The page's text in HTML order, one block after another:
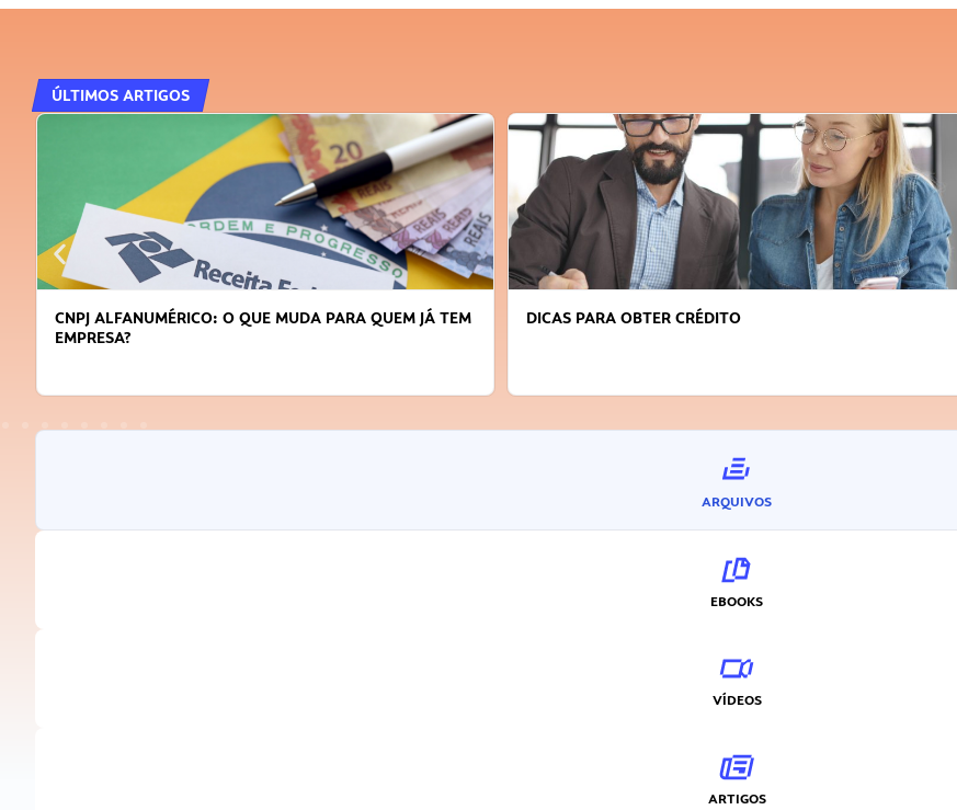
ÚLTIMOS ARTIGOS
DICAS PARA OBTER CRÉDITO
FAÇA A DIFERENÇA: SEJA SUSTENTÁVEL, SEJA
ARQUIVOS
EBOOKS
VÍDEOS
ARTIGOS